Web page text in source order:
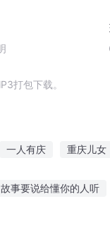
打包下载。
一人有庆 重庆儿女
故事要说给懂你的人听